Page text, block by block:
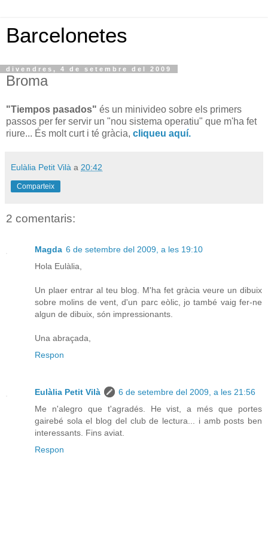
Barcelonetes
divendres, 4 de setembre del 2009
Broma
"Tiempos pasados" és un minivideo sobre els primers
passos per fer servir un "nou sistema operatiu" que m'ha fet
riure... És molt curt i té gràcia, cliqueu aquí.
Eulàlia Petit Vilà a 20:42
Comparteix
2 comentaris:
Magda 6 de setembre del 2009, a les 19:10
Hola Eulàlia,
Un plaer entrar al teu blog. M'ha fet gràcia veure un dibuix
sobre molins de vent, d'un parc eòlic, jo també vaig fer-ne
algun de dibuix, són impressionants.
Una abraçada,
Respon
Eulàlia Petit Vilà
6 de setembre del 2009, a les 21:56
Me n'alegro que t'agradés. He vist, a més que portes
gairebé sola el blog del club de lectura... i amb posts ben
interessants. Fins aviat.
Respon